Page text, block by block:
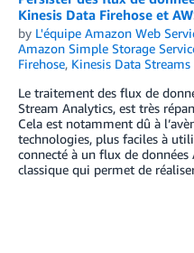
Kinesis Data Firehose et
by L'équipe Amazon Web
Amazon Simple Storage
Firehose, Kinesis Data Streams
Le traitement des flux de
Stream Analytics, est très
Cela est notamment dû à
technologies, plus faciles à
connecté à un flux de
classique qui permet de